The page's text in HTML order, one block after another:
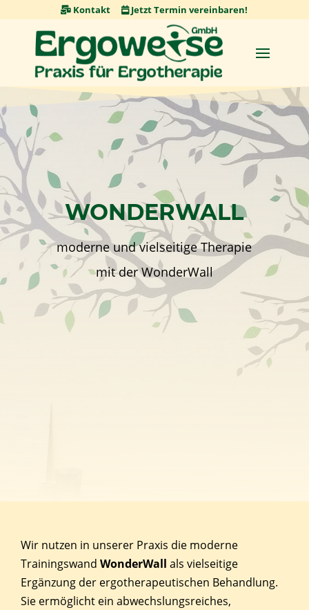
content
Kontakt Jetzt Termin vereinbaren!
WONDERWALL
moderne und vielseitige Therapie
mit der WonderWall
Wir nutzen in unserer Praxis die moderne
Trainingswand WonderWall als vielseitige
Ergänzung der ergotherapeutischen Behandlung.
Sie ermöglicht ein abwechslungsreiches,